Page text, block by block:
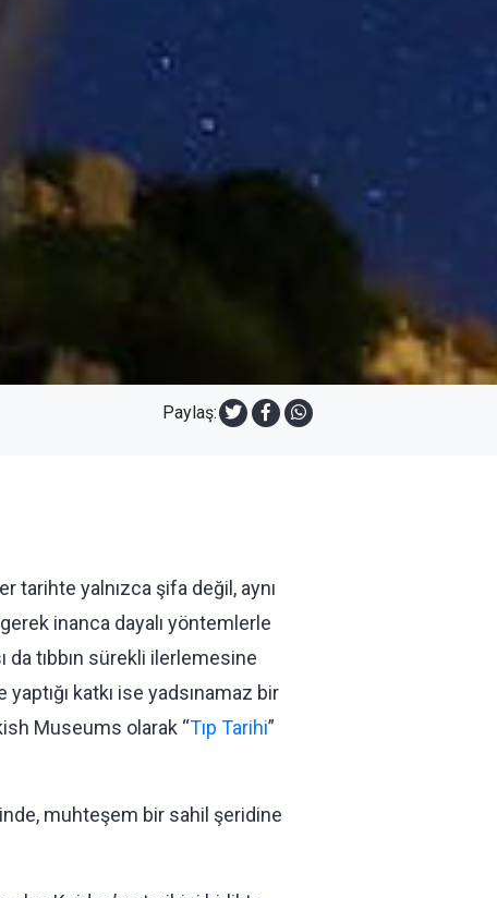
Paylaş:
tarihte yalnızca şifa değil, aynı
inanca dayalı yöntemlerle
da tıbbın sürekli ilerlemesine
katkı ise yadsınamaz bir
Museums olarak “Tıp Tarihi”
muhteşem bir sahil şeridine